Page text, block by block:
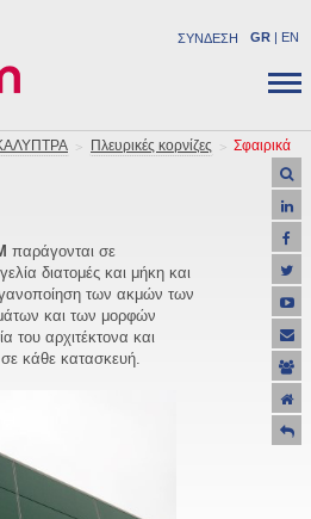
GR | EN
ΣΥΝΔΕΣΗ
ΠΡΟΪΟΝΤΑΠλευρικές κορνίζες
Σφαιρικά
παράγονται σε
διατομές και μήκη και
των ακμών των
και των μορφών
του αρχιτέκτονα και
κάθε κατασκευή.